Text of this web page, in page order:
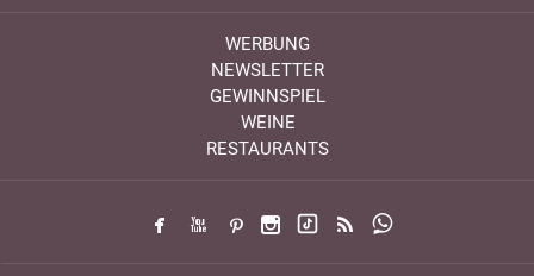
WERBUNG
NEWSLETTER
GEWINNSPIEL
WEINE
RESTAURANTS